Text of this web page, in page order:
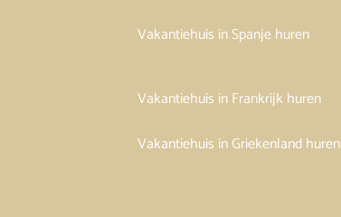
Vakantiehuis in Spanje huren
Vakantiehuis in Frankrijk huren
Vakantiehuis in Griekenland huren